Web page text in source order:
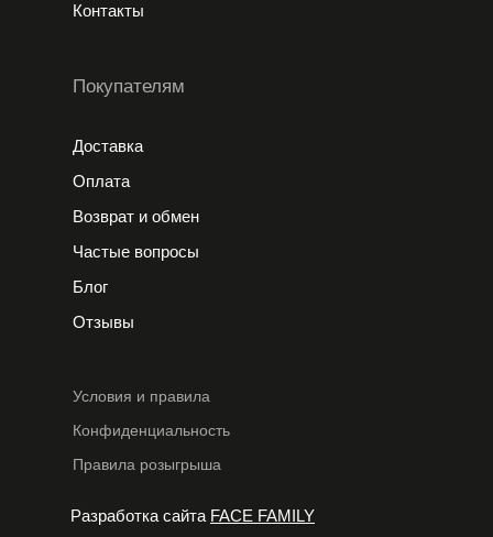
Покупателям
Условия и правила
Правила розыгрыша
Конфиденциальность
Доставка
Оплата
Возврат и обмен
Контакты
Частые вопросы
Блог
Отзывы
Разработка сайта FACE FAMILY